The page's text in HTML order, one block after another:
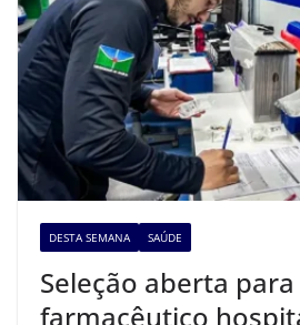
DESTA SEMANA SAÚDE
Seleção aberta para
farmacêutico